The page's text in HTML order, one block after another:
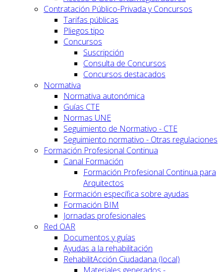
Contratación Público-Privada y Concursos
Tarifas públicas
Pliegos tipo
Concursos
Suscripción
Consulta de Concursos
Concursos destacados
Normativa
Normativa autonómica
Guías CTE
Normas UNE
Seguimiento de Normativo - CTE
Seguimiento normativo - Otras regulaciones
Formación Profesional Continua
Canal Formación
Formación Profesional Continua para
Arquitectos
Formación específica sobre ayudas
Formación BIM
Jornadas profesionales
Red OAR
Documentos y guías
Ayudas a la rehabilitación
RehabilitAcción Ciudadana (local)